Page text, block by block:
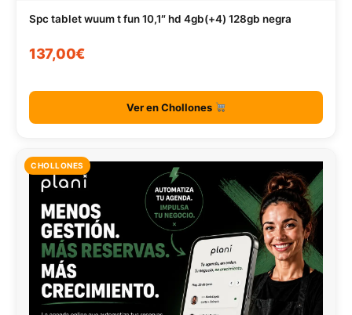
Spc tablet wuum t fun 10,1″ hd 4gb(+4) 128gb negra
137,00€
Ver en Chollones
CHOLLONES